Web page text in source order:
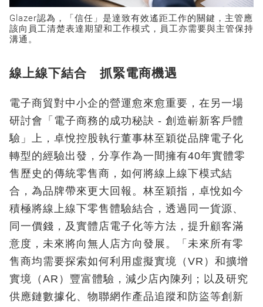
Glazer認為，「信任」是達致有效遙距工作的關鍵，主管應
該向員工清楚表達期望和工作模式，員工亦需要與主管保持
溝通。
線上線下結合 抓緊電商機遇
電子商貿對中小企的營運愈來愈重要，在另一場
研討會「電子商務的成功秘訣 - 創造嶄新客戶體
驗」上，卓悅控股執行董事林至穎從品牌電子化
轉型的經驗出發，分享作為一間擁有40年實體零
售歷史的傳統零售商，如何將線上線下模式結
合，為品牌帶來更大回報。林至穎指，卓悅如今
積極將線上線下零售體驗結合，透過同一貨源、
同一價錢，及實體店電子化等方法，提升顧客滿
意度，未來將向無人店方向發展。「未來所有零
售商均需要探索如何利用虛擬實境（VR）和擴增
實境（AR）豐富體驗，減少店內陳列；以及研究
供應鏈數據化、物聯網作產品追蹤和防盜等創新